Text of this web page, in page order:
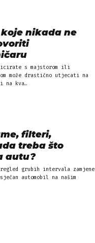
koje nikada ne
s majstorom ili
može drastično utjecati na
na kva…
filteri,
treba što
autu?
grubih intervala zamjene
automobil na našim